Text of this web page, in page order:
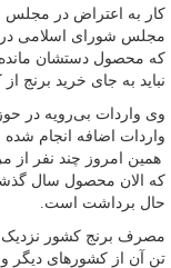
کار به اعتراض در مجلس
مجلس شورای اسلامی
که محصول دستشان
نباید به‌ جای خرید برنج
واردات اضافه انجام
همین امروز چند نفر از
که الان محصول سال
حال برداشت است.
مصرف برنج کشور نزدیک
تن آن از کشورهای دیگر